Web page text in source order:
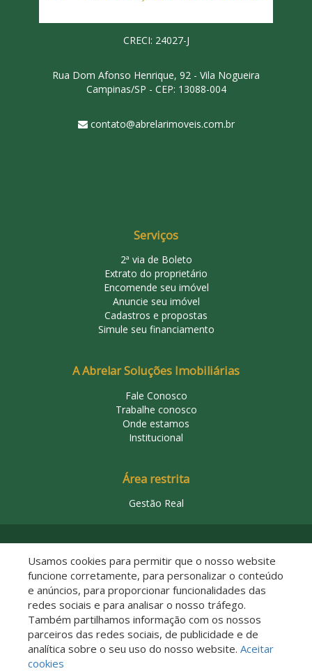
CRECI: 24027-J
Rua Dom Afonso Henrique, 92 - Vila Nogueira
Campinas/SP - CEP: 13088-004
contato@abrelarimoveis.com.br
Serviços
2ª via de Boleto
Extrato do proprietário
Encomende seu imóvel
Anuncie seu imóvel
Cadastros e propostas
Simule seu financiamento
A Abrelar Soluções Imobiliárias
Fale Conosco
Trabalhe conosco
Onde estamos
Institucional
Área restrita
Gestão Real
Descomplicado por:
Usamos cookies para permitir que o nosso website
funcione corretamente, para personalizar o conteúdo
e anúncios, para proporcionar funcionalidades das
redes sociais e para analisar o nosso tráfego.
Também partilhamos informação com os nossos
parceiros das redes sociais, de publicidade e de
analítica sobre o seu uso do nosso website. Aceitar
cookies